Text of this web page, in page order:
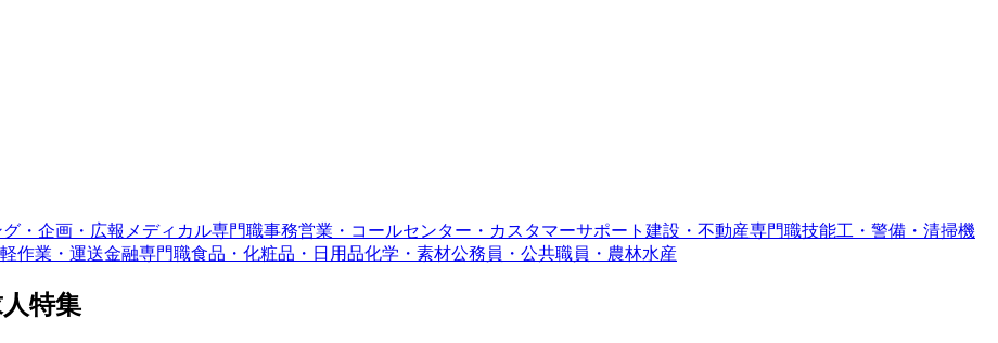
・企画・広報 メディカル専門職事務営業・コールセンター・カスタマーサポート 建設・不動産専門職技能工・警備・清掃機
軽作業・運送金融専門職食品・化粧品・日用品化学・素材公務員・公共職員・農林水産
特集